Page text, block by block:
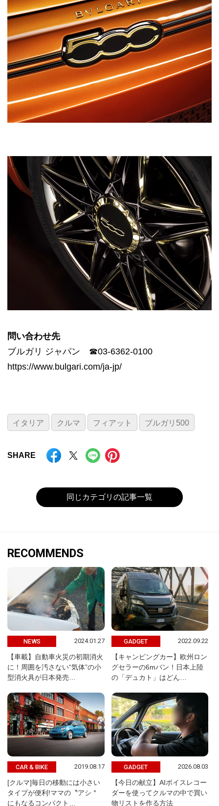
問い合わせ先
ブルガリ ジャパン ☎︎03-6362-0100
https://www.bulgari.com/ja-jp/
イタリア クルマ フィアット ブルガリ500
SHARE
同じカテゴリの記事一覧
RECOMMENDS
NEWS 2024.01.27
【車載】自動車火災の初期消火
に！周囲を汚さない“気体”の小
型消火具が日本発売…
GADGET 2022.09.22
【キャンピングカー】欧州ロン
グセラーの6mバン！日本上陸
の「デュカト」はどん…
CAR & BIKE 2019.08.17
[クルマ]毎日の移動には小さい
タイプが便利!ママの〝アシ＂
にもなるコンパクト…
GADGET 2026.08.03
【今日の献立】AIボイスレコー
ダーを使ってクルマの中で買い
物リストを作る方法